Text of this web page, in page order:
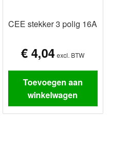
CEE stekker 3 polig 16A
€ 4,04 excl. BTW
Toevoegen aan
winkelwagen